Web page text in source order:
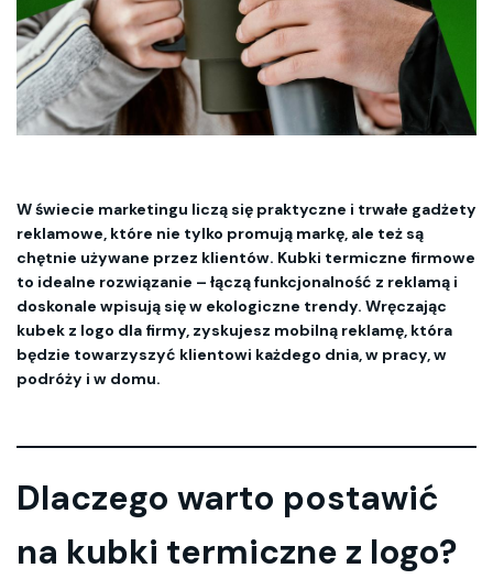
W świecie marketingu liczą się praktyczne i trwałe gadżety
reklamowe, które nie tylko promują markę, ale też są
chętnie używane przez klientów. Kubki termiczne firmowe
to idealne rozwiązanie – łączą funkcjonalność z reklamą i
doskonale wpisują się w ekologiczne trendy. Wręczając
kubek z logo dla firmy, zyskujesz mobilną reklamę, która
będzie towarzyszyć klientowi każdego dnia, w pracy, w
podróży i w domu.
Dlaczego warto postawić
na kubki termiczne z logo?